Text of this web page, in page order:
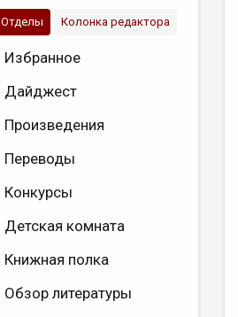
Отделы Колонка редактора
Избранное
Дайджест
Произведения
Переводы
Конкурсы
Детская комната
Книжная полка
Обзор литературы